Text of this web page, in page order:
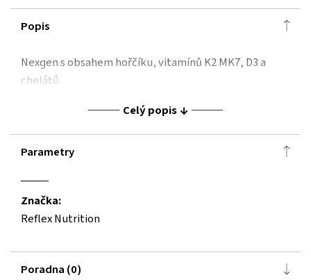
Popis
Nexgen s obsahem hořčíku, vitamínů K2 MK7, D3 a
chelátů.
Celý popis
Parametry
Značka:
Reflex Nutrition
Poradna (0)